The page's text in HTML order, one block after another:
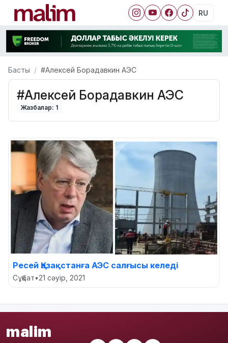
RU
Басты #Алексей Борадавкин АЭС
#Алексей Борадавкин АЭС
Жазбалар: 1
Ресей Қазақстанға АЭС салғысы келеді
Сұқбат•21 сәуір, 2021
malim